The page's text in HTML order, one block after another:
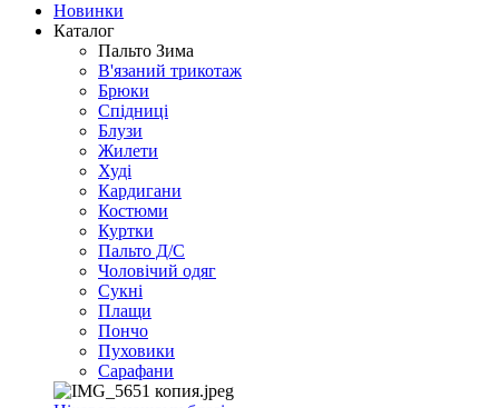
Новинки
Каталог
Пальто Зима
В'язаний трикотаж
Брюки
Спідниці
Блузи
Жилети
Худі
Кардигани
Костюми
Куртки
Пальто Д/С
Чоловічий одяг
Сукні
Плащи
Пончо
Пуховики
Сарафани
XLSX